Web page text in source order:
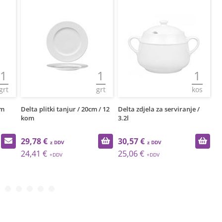
1 1
grt
Delta plitki tanjur / 20cm / 12
kom
29,78 €
24,41 €
1
kos
Delta zdjela za serviranje /
3.2l
30,57 €
25,06 €